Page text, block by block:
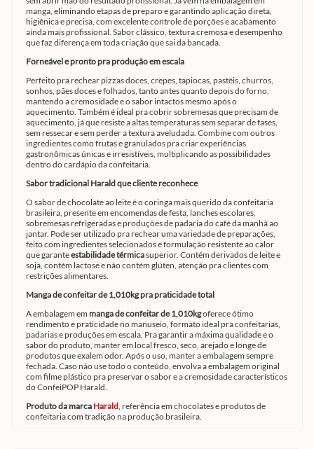
manga, eliminando etapas de preparo e garantindo aplicação direta,
higiênica e precisa, com excelente controle de porções e acabamento
ainda mais profissional. Sabor clássico, textura cremosa e desempenho
que faz diferença em toda criação que sai da bancada.
Forneável e pronto pra produção em escala
Perfeito pra rechear pizzas doces, crepes, tapiocas, pastéis, churros,
sonhos, pães doces e folhados, tanto antes quanto depois do forno,
mantendo a cremosidade e o sabor intactos mesmo após o
aquecimento. Também é ideal pra cobrir sobremesas que precisam de
aquecimento, já que resiste a altas temperaturas sem separar de fases,
sem ressecar e sem perder a textura aveludada. Combine com outros
ingredientes como frutas e granulados pra criar experiências
gastronômicas únicas e irresistíveis, multiplicando as possibilidades
dentro do cardápio da confeitaria.
Sabor tradicional Harald que cliente reconhece
O sabor de chocolate ao leite é o coringa mais querido da confeitaria
brasileira, presente em encomendas de festa, lanches escolares,
sobremesas refrigeradas e produções de padaria do café da manhã ao
jantar. Pode ser utilizado pra rechear uma variedade de preparações,
feito com ingredientes selecionados e formulação resistente ao calor
que garanteestabilidade térmicasuperior. Contém derivados de leite e
soja, contém lactose e não contém glúten, atenção pra clientes com
restrições alimentares.
Manga de confeitar de 1,010kg pra praticidade total
A embalagem em manga de confeitar de 1,010kgoferece ótimo
rendimento e praticidade no manuseio, formato ideal pra confeitarias,
padarias e produções em escala. Pra garantir a máxima qualidade e o
sabor do produto, manter em local fresco, seco, arejado e longe de
produtos que exalem odor. Após o uso, manter a embalagem sempre
fechada. Caso não use todo o conteúdo, envolva a embalagem original
com filme plástico pra preservar o sabor e a cremosidade característicos
do ConfeiPOP Harald.
Produto da marca Harald, referência em chocolates e produtos de
confeitaria com tradição na produção brasileira.